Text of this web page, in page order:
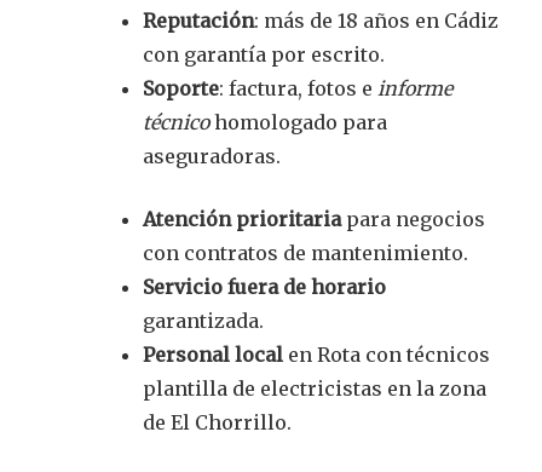
Reputación: más de 18 años en Cádiz
con garantía por escrito.
Soporte: factura, fotos e informe
técnicohomologado para
aseguradoras.
Atención prioritariapara negocios
con contratos de mantenimiento.
Servicio fuera de horario
garantizada.
Personal local en Rota con técnicos
plantilla de electricistas en la zona
de El Chorrillo.